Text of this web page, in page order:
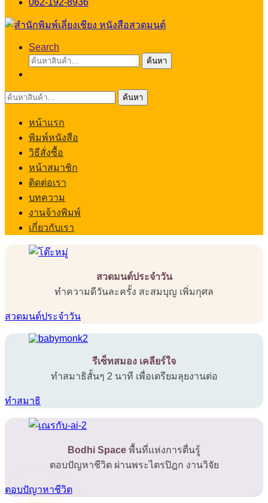
062-192-8936
Search
ค้นหา:
ค้นหา
ค้นหา: ค้นหา
หน้าแรก
พิมพ์หนังสือ
วิธีสั่งซื้อ
หน้าสมาชิก
ติดต่อเรา
บทความ
งานจ้างพิมพ์
เกี่ยวกับเรา
สวดมนต์ประจำวัน
ทำความดีวันละครั้ง สะสมบุญ เพิ่มกุศล
สวดมนต์ประจำวัน
รีเซ็ทสมอง เคลียร์ใจ
ทำสมาธิสั้นๆ 2 นาที เพื่อเตรียมลุยงานต่อ
ทำสมาธิ
Bodhi Space พื้นที่แห่งการตื่นรู้
ตอบปัญหาชีวิต ผ่านพระไตรปิฎก งานวิจัย
ตอบปัญาหาชีวิต